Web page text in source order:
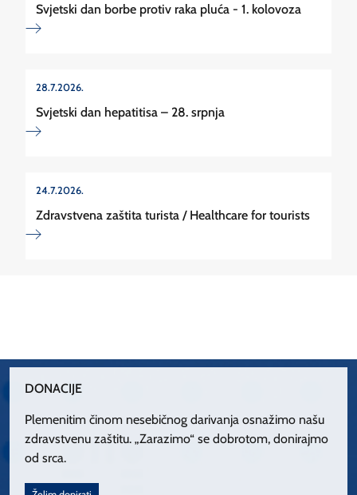
Svjetski dan borbe protiv raka pluća - 1. kolovoza
28.7.2026.
Svjetski dan hepatitisa – 28. srpnja
24.7.2026.
Zdravstvena zaštita turista / Healthcare for tourists
DONACIJE
Plemenitim činom nesebičnog darivanja osnažimo našu
zdravstvenu zaštitu. „Zarazimo“ se dobrotom, donirajmo
od srca.